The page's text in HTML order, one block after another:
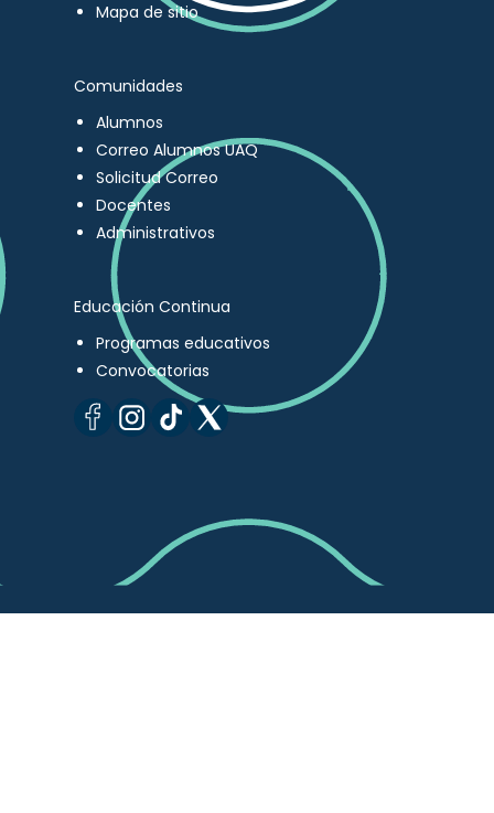
Mapa de sitio
Comunidades
Alumnos
Correo Alumnos UAQ
Solicitud Correo
Docentes
Administrativos
Educación Continua
Programas educativos
Convocatorias